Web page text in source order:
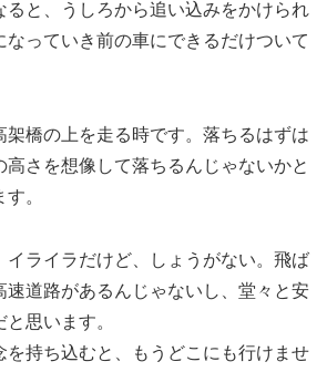
ると、うしろから追い込みをかけられ
なっていき前の車にできるだけついて
架橋の上を走る時です。落ちるはずは
高さを想像して落ちるんじゃないかと
。
イライラだけど、しょうがない。飛ば
速道路があるんじゃないし、堂々と安
思います。
を持ち込むと、もうどこにも行けませ